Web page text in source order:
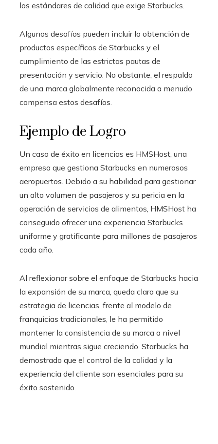
los estándares de calidad que exige Starbucks.
Algunos desafíos pueden incluir la obtención de
productos específicos de Starbucks y el
cumplimiento de las estrictas pautas de
presentación y servicio. No obstante, el respaldo
de una marca globalmente reconocida a menudo
compensa estos desafíos.
Ejemplo de Logro
Un caso de éxito en licencias es HMSHost, una
empresa que gestiona Starbucks en numerosos
aeropuertos. Debido a su habilidad para gestionar
un alto volumen de pasajeros y su pericia en la
operación de servicios de alimentos, HMSHost ha
conseguido ofrecer una experiencia Starbucks
uniforme y gratificante para millones de pasajeros
cada año.
Al reflexionar sobre el enfoque de Starbucks hacia
la expansión de su marca, queda claro que su
estrategia de licencias, frente al modelo de
franquicias tradicionales, le ha permitido
mantener la consistencia de su marca a nivel
mundial mientras sigue creciendo. Starbucks ha
demostrado que el control de la calidad y la
experiencia del cliente son esenciales para su
éxito sostenido.